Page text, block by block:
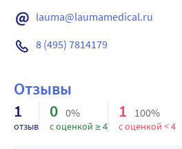
наполнения;
Поддержание и разгрузка
аппарата конечностей при
lauma@laumamedical.ru
8 (495) 7814179
Отзывы
1
отзыв
0 0%
с оценкой ≥ 4
1 100%
с оценкой < 4